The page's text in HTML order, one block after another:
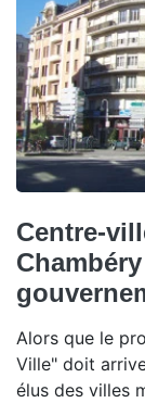
Centre-
Alors que le
Ville" doit
élus des villes